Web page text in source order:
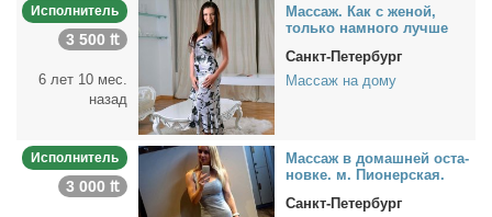
Исполнитель
3 500 ₶
6 лет 10 мес.
назад
Мас­саж. Как с же­ной,
толь­ко на­мно­го луч­ше
Санкт-Петербург
Массаж на дому
Исполнитель
3 000 ₶
Мас­саж в до­маш­ней оста­
нов­ке. м. Пи­о­нер­ская.
Санкт-Петербург